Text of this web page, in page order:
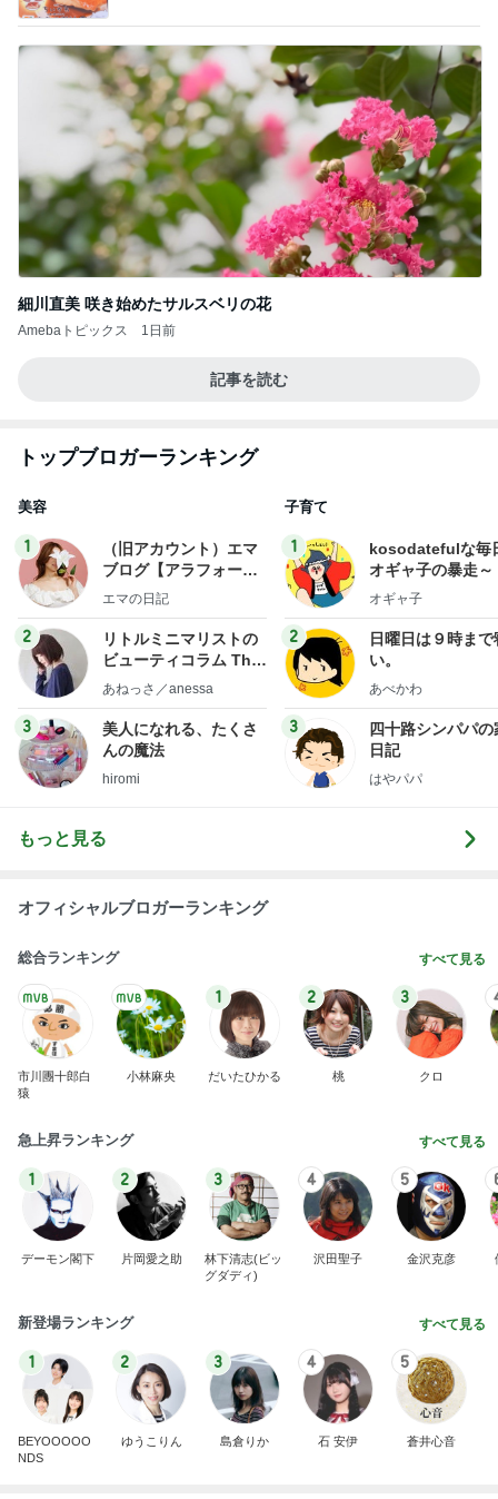
細川直美 咲き始めたサルスベリの花
Amebaトピックス 1日前
記事を読む
トップブロガーランキング
美容
1
（旧アカウント）エマ
ブログ【アラフォー会
社売却セカンドライ
エマの日記
2
リトルミニマリストの
ビューティコラム The
little minimalist's bea
あねっさ／anessa
3
美人になれる、たくさ
んの魔法
hiromi
子育て
1
kosodatefulな毎
オギャ子の暴走～
オギャ子
2
日曜日は９時まで
い。
あべかわ
3
四十路シンパパの
日記
はやパパ
もっと見る
オフィシャルブロガーランキング
総合ランキング すべて見る
市川團十郎白
猿
小林麻央
1
だいたひかる
2
桃
3
クロ
急上昇ランキング すべて見る
1
デーモン閣下
2
片岡愛之助
3
林下清志(ビッ
グダディ)
4
沢田聖子
5
金沢克彦
新登場ランキング すべて見る
1
BEYOOOOO
NDS
2
ゆうこりん
3
島倉りか
4
石 安伊
5
蒼井心音